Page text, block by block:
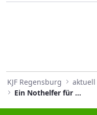
KJF Regensburg aktuell
Ein Nothelfer für die Bevölkerung